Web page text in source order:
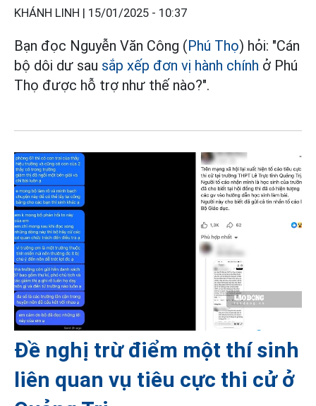
KHÁNH LINH | 15/01/2025 - 10:37
Bạn đọc Nguyễn Văn Công (Phú Thọ) hỏi: "Cán
bộ dôi dư sau sắp xếp đơn vị hành chính ở Phú
Thọ được hỗ trợ như thế nào?".
Đề nghị trừ điểm một thí sinh
liên quan vụ tiêu cực thi cử ở